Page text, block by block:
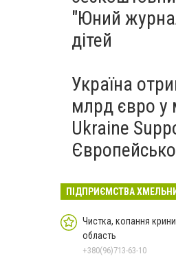
"Юний
дітей
Україна
млрд євро у
Ukraine
ПІДПРИЄМСТВА
Чистка, копання
область
+380(96)713-63-10